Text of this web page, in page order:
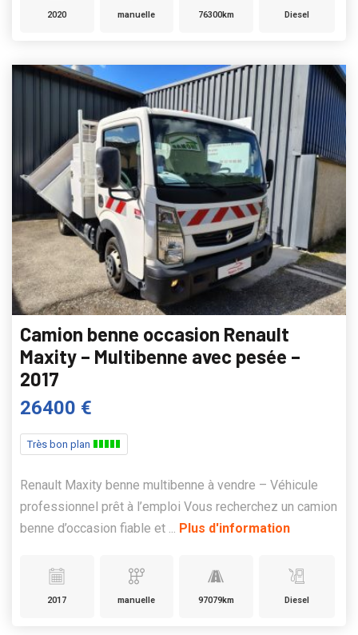
2020 manuelle 76300km Diesel
Camion benne occasion Renault
Maxity – Multibenne avec pesée –
2017
26400 €
Très bon plan
Renault Maxity benne multibenne à vendre – Véhicule
professionnel prêt à l’emploi Vous recherchez un camion
benne d’occasion fiable et ... Plus d'information
2017 manuelle 97079km Diesel